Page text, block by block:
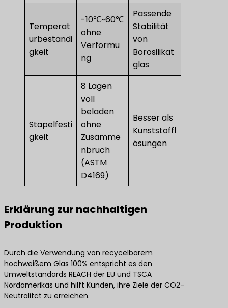
Temperat
urbeständi
gkeit
-10℃~60℃
ohne
Verformu
ng
Passende
Stabilität
von
Borosilikat
glas
Stapelfesti
gkeit
8 Lagen
voll
beladen
ohne
Zusamme
nbruch
(ASTM
D4169)
Besser als
Kunststoffl
ösungen
​Erklärung zur nachhaltigen
Produktion​
Durch die Verwendung von recycelbarem
hochweißem Glas 100% entspricht es den
Umweltstandards REACH der EU und TSCA
Nordamerikas und hilft Kunden, ihre Ziele der CO2-
Neutralität zu erreichen.